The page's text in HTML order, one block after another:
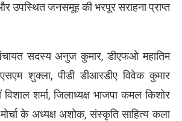
उपस्थित जनसमूह की भरपूर सराहना प्राप्त
सदस्य अनुज कुमार, डीएफओ महातिम
शुक्ला, पीडी डीआरडीए विवेक कुमार
विशाल शर्मा, जिलाध्यक्ष भाजपा कमल किशोर
के अध्यक्ष अशोक, संस्कृति साहित्य कला